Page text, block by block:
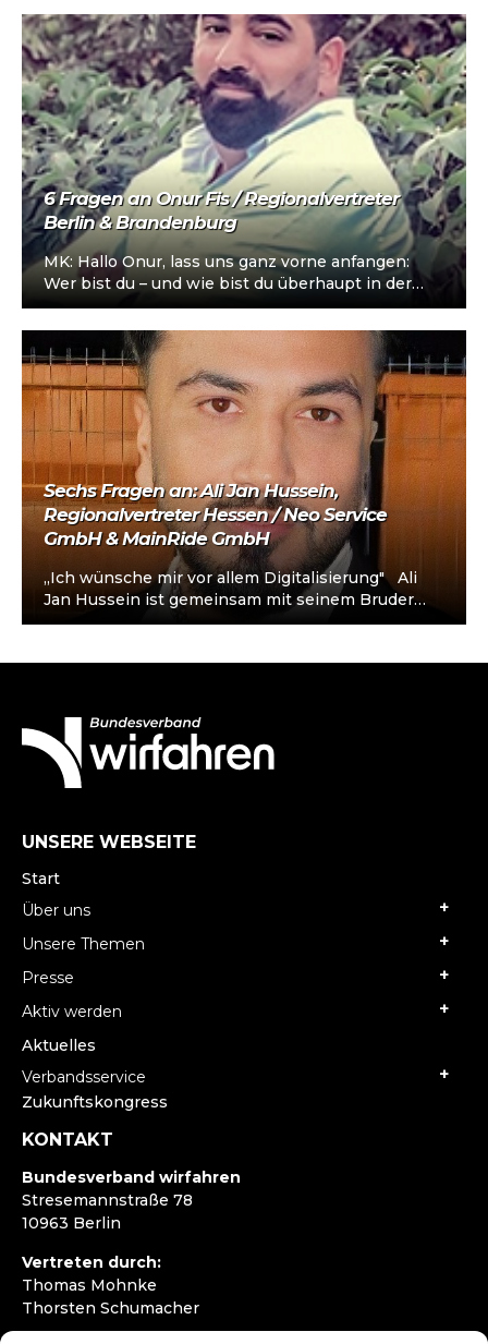
Geschäftsführer…
6 Fragen an Onur Fis / Regionalvertreter
Berlin & Brandenburg
MK: Hallo Onur, lass uns ganz vorne anfangen:
Wer bist du – und wie bist du überhaupt in der
Personenbeförderung…
Sechs Fragen an: Ali Jan Hussein,
Regionalvertreter Hessen / Neo Service
GmbH & MainRide GmbH
„Ich wünsche mir vor allem Digitalisierung" Ali
Jan Hussein ist gemeinsam mit seinem Bruder
Mietwagenunternehmer in Frankfurt am Main.…
UNSERE WEBSEITE
Start
Über uns
Unsere Themen
Presse
Aktiv werden
Aktuelles
Verbandsservice
Zukunftskongress
KONTAKT
Bundesverband wirfahren
Stresemannstraße 78
10963 Berlin
Vertreten durch:
Thomas Mohnke
Thorsten Schumacher